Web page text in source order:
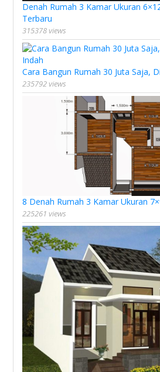
Denah Rumah 3 Kamar Ukuran
Terbaru
315378 views
Cara Bangun Rumah 30 Juta Saja,
235792 views
8 Denah Rumah 3 Kamar Ukuran
225261 views